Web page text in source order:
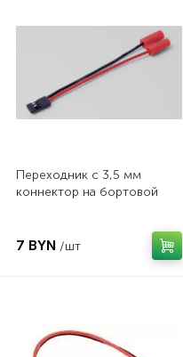
Переходник с 3,5 мм
коннектор на бортовой
7 BYN /шт